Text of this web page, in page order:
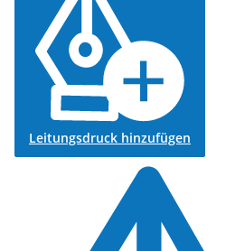
Leitungsdruck hinzufügen